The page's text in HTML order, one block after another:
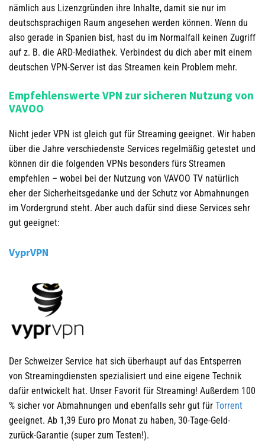
nämlich aus Lizenzgründen ihre Inhalte, damit sie nur im
deutschsprachigen Raum angesehen werden können. Wenn du
also gerade in Spanien bist, hast du im Normalfall keinen Zugriff
auf z. B. die ARD-Mediathek. Verbindest du dich aber mit einem
deutschen VPN-Server ist das Streamen kein Problem mehr.
Empfehlenswerte VPN zur sicheren Nutzung von
VAVOO
Nicht jeder VPN ist gleich gut für Streaming geeignet. Wir haben
über die Jahre verschiedenste Services regelmäßig getestet und
können dir die folgenden VPNs besonders fürs Streamen
empfehlen – wobei bei der Nutzung von VAVOO TV natürlich
eher der Sicherheitsgedanke und der Schutz vor Abmahnungen
im Vordergrund steht. Aber auch dafür sind diese Services sehr
gut geeignet:
VyprVPN
Der Schweizer Service hat sich überhaupt auf das Entsperren
von Streamingdiensten spezialisiert und eine eigene Technik
dafür entwickelt hat. Unser Favorit für Streaming! Außerdem 100
% sicher vor Abmahnungen und ebenfalls sehr gut für Torrent
geeignet. Ab 1,39 Euro pro Monat zu haben, 30-Tage-Geld-
zurück-Garantie (super zum Testen!).